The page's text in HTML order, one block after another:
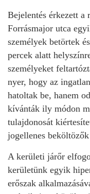
Bejelentés érkezett a
Forrásmajor utca
személyek betörtek
percek alatt
személyeket
nyer, hogy az
hatoltak be, hanem
kívánták ily módon
tulajdonosát
jogellenes
A kerületi járőr
kerületünk egyik
erőszak